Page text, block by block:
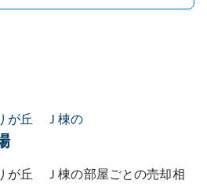
が丘 Ｊ棟の
が丘 Ｊ棟の部屋ごとの売却相